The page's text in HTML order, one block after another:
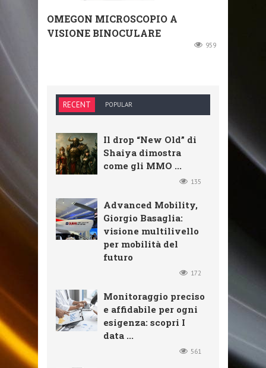
OMEGON MICROSCOPIO A
VISIONE BINOCULARE
959
RECENT POPULAR
Il drop “New Old” di
Shaiya dimostra
come gli MMO ...
135
Advanced Mobility,
Giorgio Basaglia:
visione multilivello
per mobilità del
futuro
172
Monitoraggio preciso
e affidabile per ogni
esigenza: scopri I
data ...
561